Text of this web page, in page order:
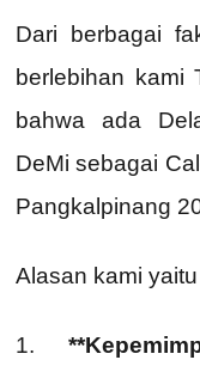
Dari berbagai
berlebihan kami
bahwa ada
DeMi sebagai
Pangkalpinang
Alasan kami yaitu
1.